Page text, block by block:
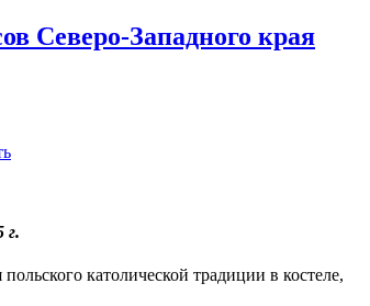
Северо-Западного края
г.
католической традиции в костеле,